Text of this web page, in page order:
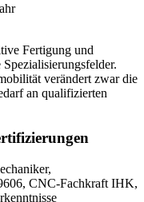
Fertigung und
verändert zwar die
an qualifizierten
CNC-Fachkraft IHK,